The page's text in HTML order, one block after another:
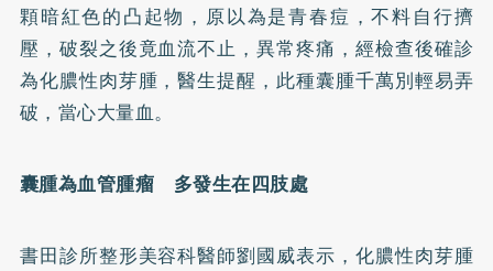
顆暗紅色的凸起物，原以為是青春痘，不料自行擠
壓，破裂之後竟血流不止，異常疼痛，經檢查後確診
為化膿性肉芽腫，醫生提醒，此種囊腫千萬別輕易弄
破，當心大量血。
囊腫為血管腫瘤 多發生在四肢處
書田診所整形美容科醫師劉國威表示，化膿性肉芽腫